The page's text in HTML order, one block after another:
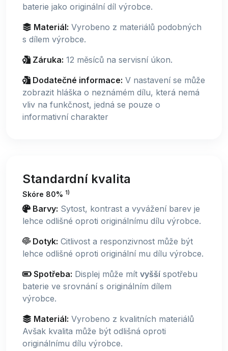
baterie jako originální díl výrobce.
Materiál: Vyrobeno z materiálů podobných
s dílem výrobce.
Záruka: 12 měsíců na servisní úkon.
Dodatečné informace: V nastavení se může
zobrazit hláška o neznámém dílu, která nemá
vliv na funkčnost, jedná se pouze o
informativní charakter
Standardní kvalita
Skóre 80% 1)
Barvy: Sytost, kontrast a vyvážení barev je
lehce odlišné oproti originálnímu dílu výrobce.
Dotyk: Citlivost a responzivnost může být
lehce odlišné oproti originální mu dílu výrobce.
Spotřeba: Displej může mít vyšší spotřebu
baterie ve srovnání s originálním dílem
výrobce.
Materiál: Vyrobeno z kvalitních materiálů
Avšak kvalita může být odlišná oproti
originálnímu dílu výrobce.